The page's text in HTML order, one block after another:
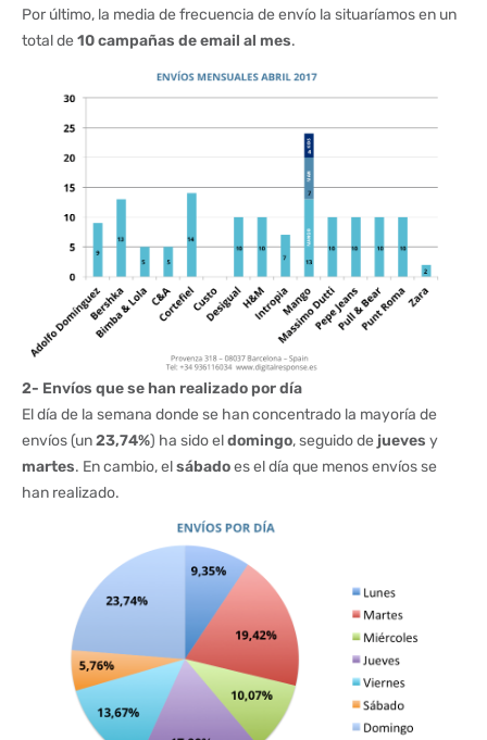
Por último, la media de frecuencia de envío la situaríamos en un
total de 10 campañas de email al mes.
2- Envíos que se han realizado por día
El día de la semana donde se han concentrado la mayoría de
envíos (un23,74%) ha sido eldomingo, seguido de jueves y
martes. En cambio, elsábadoes el día que menos envíos se
han realizado.